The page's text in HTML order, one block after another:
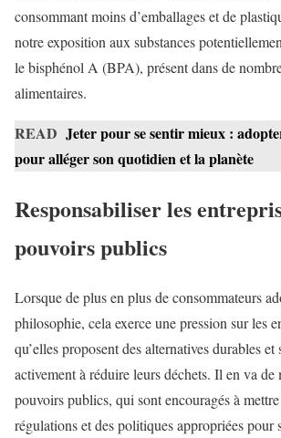
consommant moins d’emballages et de
notre exposition aux substances
le bisphénol A (BPA), présent dans de
alimentaires.
READ Jeter pour se sentir mieux :
pour alléger son quotidien et la planète
Responsabiliser les
pouvoirs publics
Lorsque de plus en plus de consommateurs
philosophie, cela exerce une pression sur les
qu’elles proposent des alternatives durables et
activement à réduire leurs déchets. Il en va de
pouvoirs publics, qui sont encouragés à
régulations et des politiques appropriées pour